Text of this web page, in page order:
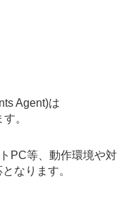
Agent)は
。
PC等、動作環境や対
なります。